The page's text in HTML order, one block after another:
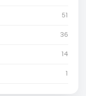
51
36
14
1